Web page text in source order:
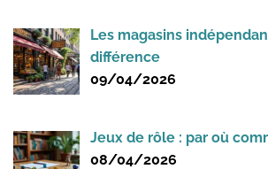
Les magasins
différence
09/04/2026
Jeux de rôle : par où
08/04/2026